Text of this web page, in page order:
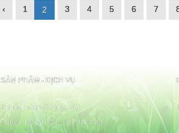
‹ 1 2 3 4 5 6 7
SẢN PHẨM - DỊCH VỤ
Thuốc bảo vệ thực vật
Thuốc kích thích sinh trưởng